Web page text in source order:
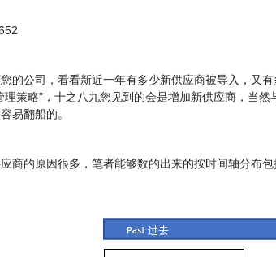
的公司，看看新近一年有多少新供应商被导入，又
理策略”，十之八九您见到的会是增加新供应商，当
易翻船的。
商的原因很多，笔者能够数的出来的按时间轴分布包